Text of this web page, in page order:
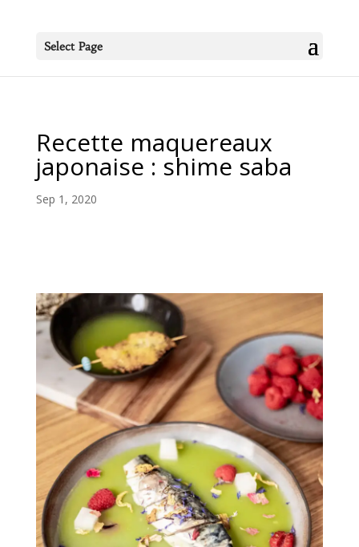
Select Page
Recette maquereaux
japonaise : shime saba
Sep 1, 2020